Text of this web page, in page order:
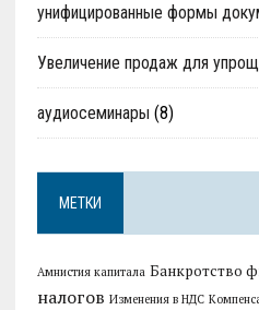
унифицированные формы
Увеличение продаж для
аудиосеминары (8)
МЕТКИ
Амнистия капитала Банкротство
налогов Изменения в НДС